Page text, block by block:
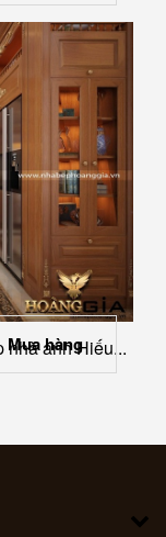
nhà anh Hiếu...
Mua hàng